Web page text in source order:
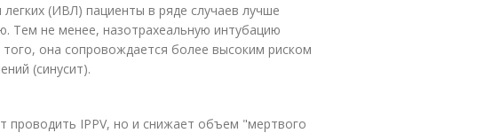
(ИВЛ) пациенты в ряде случаев лучше
Тем не менее, назотрахеальную интубацию
она сопровождается более высоким риском
(синусит).
проводить IPPV, но и снижает объем "мертвого